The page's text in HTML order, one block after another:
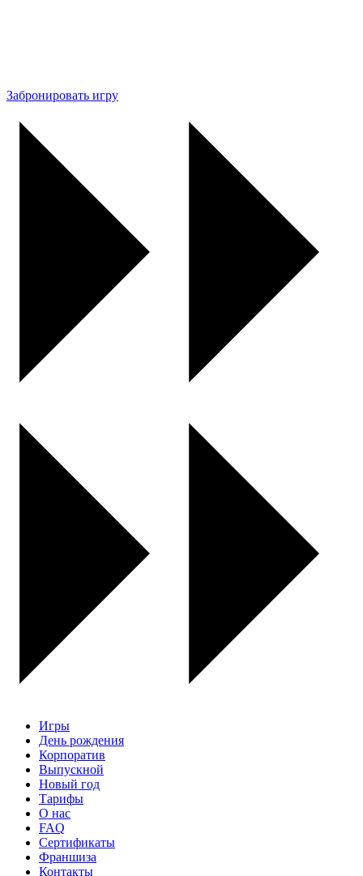
Забронировать игру
Игры
День рождения
Корпоратив
Выпускной
Новый год
Тарифы
О нас
FAQ
Сертификаты
Франшиза
Контакты